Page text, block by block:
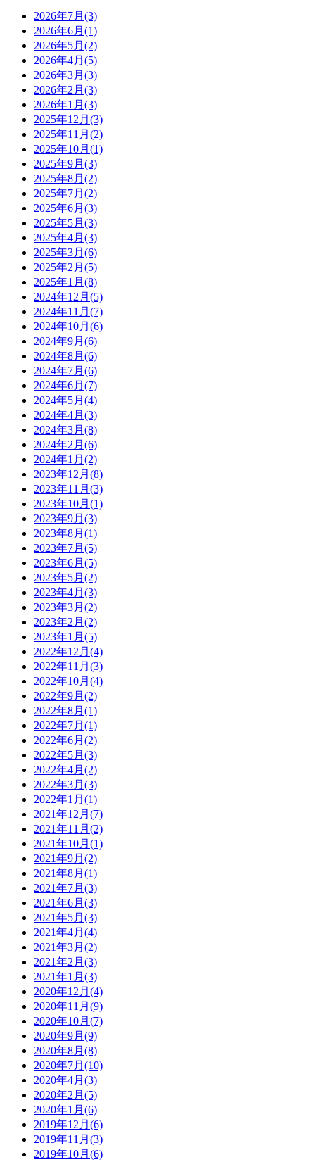
2026年7月(3)
2026年6月(1)
2026年5月(2)
2026年4月(5)
2026年3月(3)
2026年2月(3)
2026年1月(3)
2025年12月(3)
2025年11月(2)
2025年10月(1)
2025年9月(3)
2025年8月(2)
2025年7月(2)
2025年6月(3)
2025年5月(3)
2025年4月(3)
2025年3月(6)
2025年2月(5)
2025年1月(8)
2024年12月(5)
2024年11月(7)
2024年10月(6)
2024年9月(6)
2024年8月(6)
2024年7月(6)
2024年6月(7)
2024年5月(4)
2024年4月(3)
2024年3月(8)
2024年2月(6)
2024年1月(2)
2023年12月(8)
2023年11月(3)
2023年10月(1)
2023年9月(3)
2023年8月(1)
2023年7月(5)
2023年6月(5)
2023年5月(2)
2023年4月(3)
2023年3月(2)
2023年2月(2)
2023年1月(5)
2022年12月(4)
2022年11月(3)
2022年10月(4)
2022年9月(2)
2022年8月(1)
2022年7月(1)
2022年6月(2)
2022年5月(3)
2022年4月(2)
2022年3月(3)
2022年1月(1)
2021年12月(7)
2021年11月(2)
2021年10月(1)
2021年9月(2)
2021年8月(1)
2021年7月(3)
2021年6月(3)
2021年5月(3)
2021年4月(4)
2021年3月(2)
2021年2月(3)
2021年1月(3)
2020年12月(4)
2020年11月(9)
2020年10月(7)
2020年9月(9)
2020年8月(8)
2020年7月(10)
2020年4月(3)
2020年2月(5)
2020年1月(6)
2019年12月(6)
2019年11月(3)
2019年10月(6)